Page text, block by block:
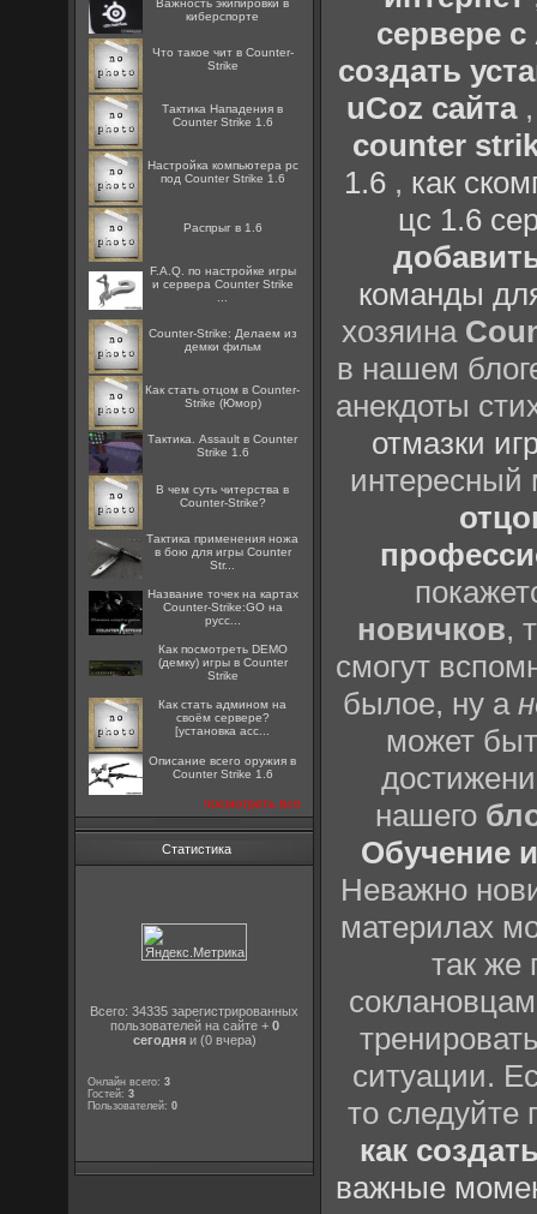
Важность экипировки в
киберспорте
Что такое чит в Counter-
Strike
Тактика Нападения в
Counter Strike 1.6
Настройка компьютера pc
под Counter Strike 1.6
Распрыг в 1.6
F.A.Q. по настройке игры
и сервера Counter Strike
Counter-Strike: Делаем из
демки фильм
Как стать отцом в Counter-
Strike (Юмор)
Тактика. Assault в Counter
Strike 1.6
В чем суть читерства в
Counter-Strike?
Тактика применения ножа
в бою для игры Counter
Str...
Название точек на картах
Counter-Strike:GO на
русс...
Как посмотреть DEMO
(демку) игры в Counter
Strike
Как стать админом на
своём сервере?
[установка acc...
Описание всего оружия в
Counter Strike 1.6
посмотреть все
Статистика
Всего: 34335 зарегистрированных
пользователей на сайте + 0
сегодняи (0 вчера)
Онлайн всего:3
Гостей:3
Пользователей:0
сервере
создать
uCoz сайта
counter
1.6, как
цс 1.6
команды
хозяина
в нашем
анекдоты
отмазки
интересный
новичков,
смогут
былое, ну а
может
нашего
Обучение
Неважно
материлах
так же
ситуации.
то
как
важные